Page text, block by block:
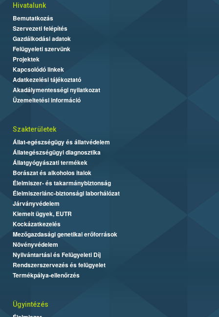
Hivatalunk
Bemutatkozás
Szervezeti felépítés
Gazdálkodási adatok
Felügyeleti szervünk
Projektek
Kapcsolódó linkek
Adatkezelési tájékoztató
Akadálymentességi nyilatkozat
Üzemeltetési információ
Szakterületek
Állat-egészségügy és állatvédelem
Állategészségügyi diagnosztika
Állatgyógyászati termékek
Borászat és alkoholos italok
Élelmiszer- és takarmánybiztonság
Élelmiszerlánc-biztonsági laborhálózat
Járványvédelem
Kiemelt ügyek, EUTR
Kockázatkezelés
Mezőgazdasági genetikai erőforrások
Növényvédelem
Nyilvántartási és Felügyeleti Díj
Rendszerszervezés és felügyelet
Termékpálya-ellenőrzés
Ügyintézés